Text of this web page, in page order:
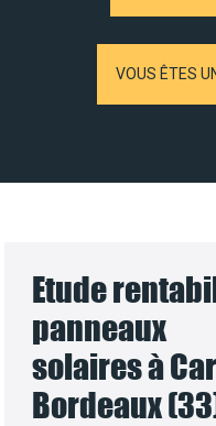
VOUS ÊTES
Etude
panneaux
solaires à
Bordeaux